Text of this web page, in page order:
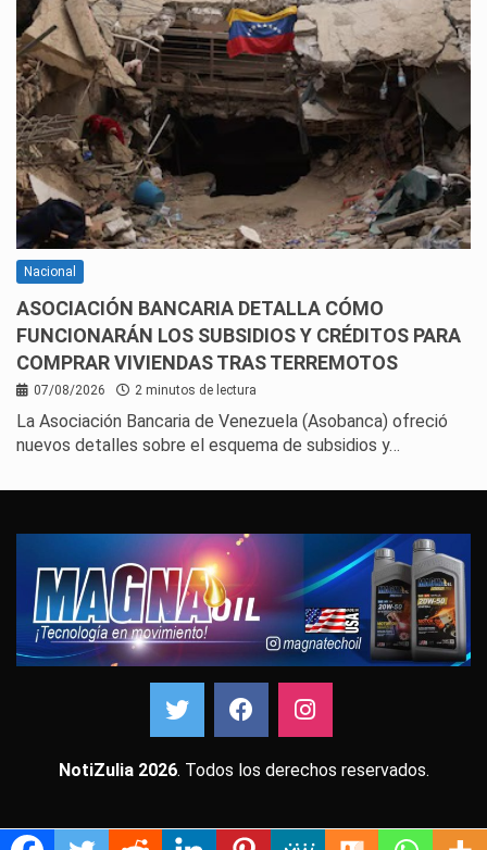
Nacional
ASOCIACIÓN BANCARIA DETALLA CÓMO
FUNCIONARÁN LOS SUBSIDIOS Y CRÉDITOS PARA
COMPRAR VIVIENDAS TRAS TERREMOTOS
07/08/2026 2 minutos de lectura
La Asociación Bancaria de Venezuela (Asobanca) ofreció
nuevos detalles sobre el esquema de subsidios y…
NotiZulia 2026. Todos los derechos reservados.